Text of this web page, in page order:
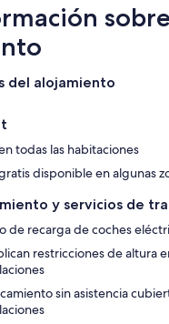
del alojamiento
todas las habitaciones
disponible en algunas
y servicios de
de recarga de coches
restricciones de altura
sin asistencia